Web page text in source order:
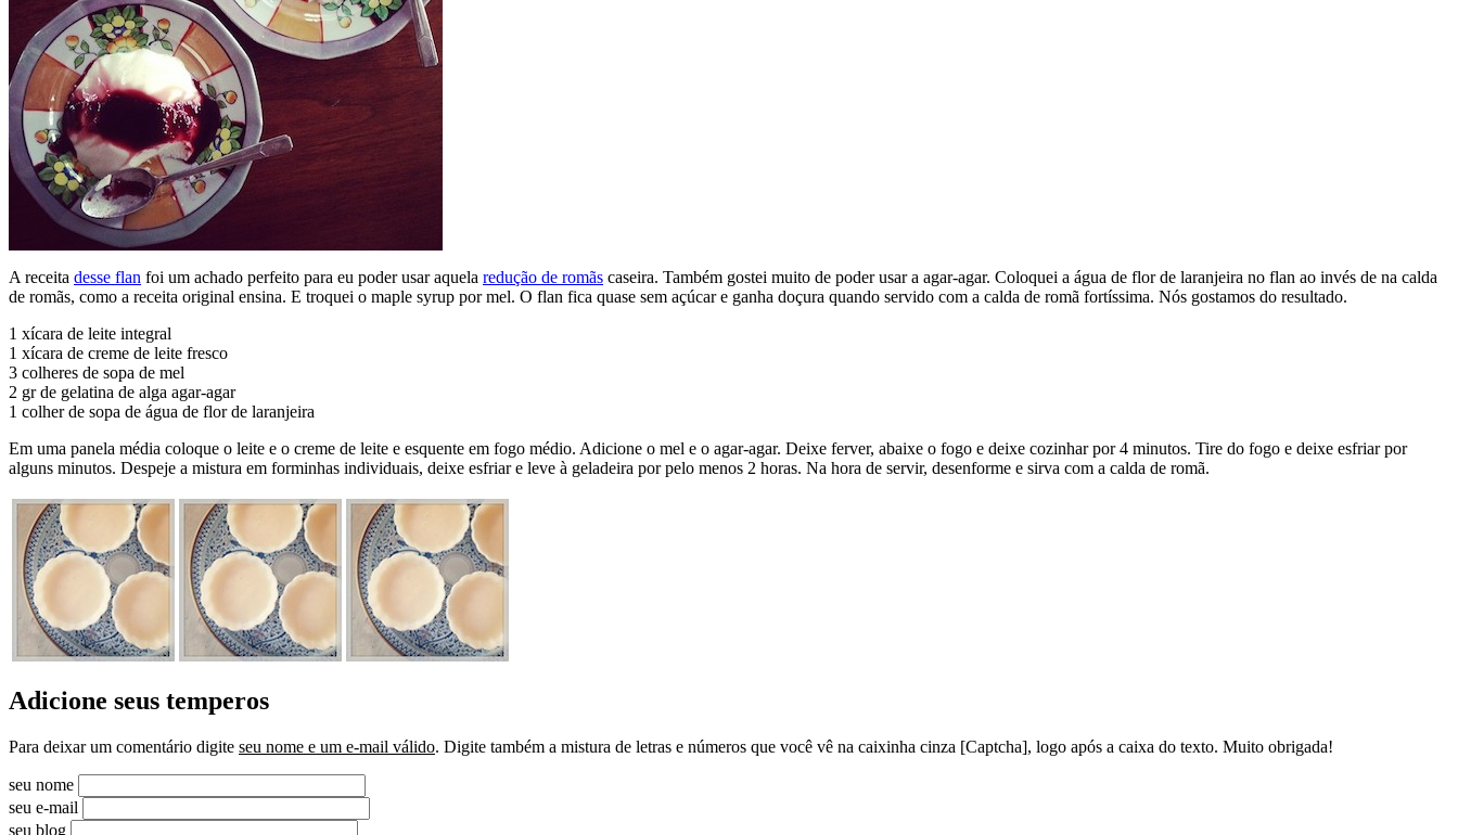
A receita desse flan foi um achado perfeito para eu poder usar aquela redução de romãs caseira. Também gostei muito de poder usar a agar-agar. Coloquei a água de flor de laranjeira no flan ao invés de na calda
de romãs, como a receita original ensina. E troquei o maple syrup por mel. O flan fica quase sem açúcar e ganha doçura quando servido com a calda de romã fortíssima. Nós gostamos do resultado.
1 xícara de leite integral
1 xícara de creme de leite fresco
3 colheres de sopa de mel
2 gr de gelatina de alga agar-agar
1 colher de sopa de água de flor de laranjeira
Em uma panela média coloque o leite e o creme de leite e esquente em fogo médio. Adicione o mel e o agar-agar. Deixe ferver, abaixe o fogo e deixe cozinhar por 4 minutos. Tire do fogo e deixe esfriar por
alguns minutos. Despeje a mistura em forminhas individuais, deixe esfriar e leve à geladeira por pelo menos 2 horas. Na hora de servir, desenforme e sirva com a calda de romã.
Adicione seus temperos
Para deixar um comentário digite seu nome e um e-mail válido. Digite também a mistura de letras e números que você vê na caixinha cinza [Captcha], logo após a caixa do texto. Muito obrigada!
seu nome
seu e-mail
seu blog